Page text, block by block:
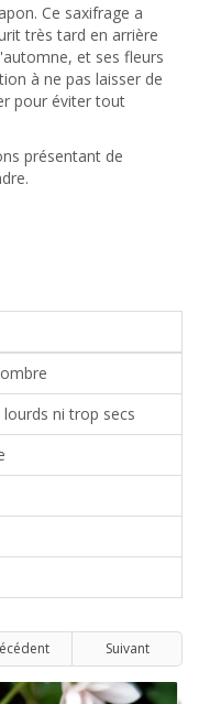
Ce saxifrage a
très tard en arrière
et ses fleurs
à ne pas laisser de
pour éviter tout
présentant de
ni trop secs
Suivant